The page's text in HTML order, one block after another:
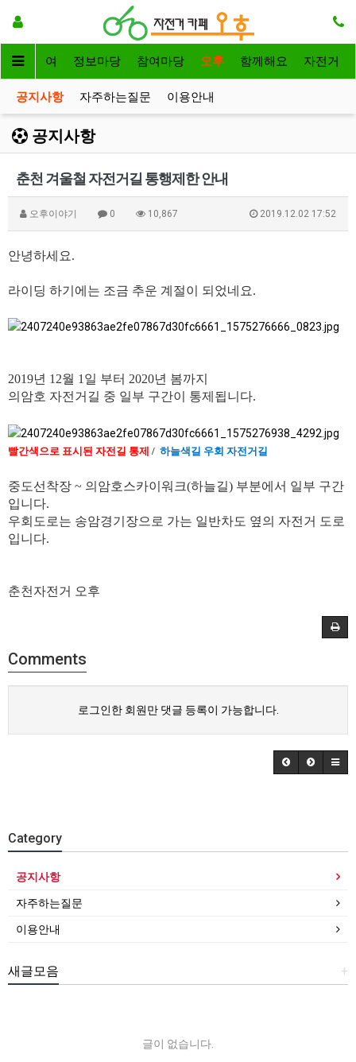
전거대여 정보마당 참여마당 오후 함께해요 자전거
공지사항 자주하는질문 이용안내
공지사항
춘천 겨울철 자전거길 통행제한 안내
오후이야기 0 10,867 2019.12.02 17:52
안녕하세요.
라이딩 하기에는 조금 추운 계절이 되었네요.
2019년 12월 1일 부터 2020년 봄까지
의암호 자전거길 중 일부 구간이 통제됩니다.
빨간색으로 표시된 자전길 통제 / 하늘색길 우회 자전거길
중도선착장 ~ 의암호스카이워크(하늘길) 부분에서 일부 구간
입니다.
우회도로는 송암경기장으로 가는 일반차도 옆의 자전거 도로
입니다.
춘천자전거 오후
Comments
로그인한 회원만 댓글 등록이 가능합니다.
Category
공지사항
자주하는질문
이용안내
+
새글모음
글이 없습니다.